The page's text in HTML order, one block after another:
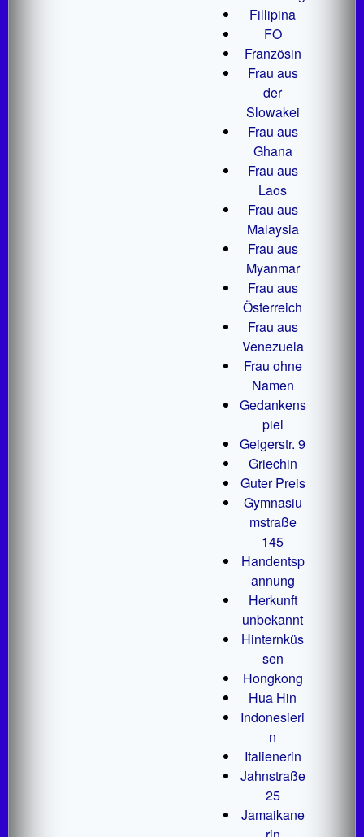
Fillipina
FO
Französin
Frau aus
der
Slowakei
Frau aus
Ghana
Frau aus
Laos
Frau aus
Malaysia
Frau aus
Myanmar
Frau aus
Österreich
Frau aus
Venezuela
Frau ohne
Namen
Gedankens
piel
Geigerstr. 9
Griechin
Guter Preis
Gymnasiu
mstraße
145
Handentsp
annung
Herkunft
unbekannt
Hinternküs
sen
Hongkong
Hua Hin
Indonesieri
n
Italienerin
Jahnstraße
25
Jamaikane